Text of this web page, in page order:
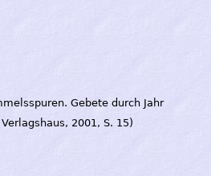
Gebete durch Jahr
2001, S. 15)